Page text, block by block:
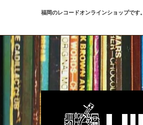
福岡のレコードオンラインショップです。